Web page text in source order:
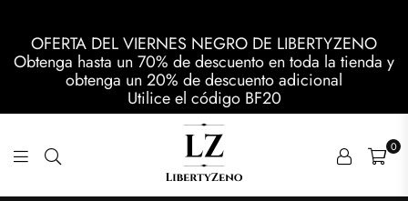
OFERTA DEL VIERNES NEGRO DE LIBERTYZENO
Obtenga hasta un 70% de descuento en toda la tienda y
obtenga un 20% de descuento adicional
Utilice el código BF20
0